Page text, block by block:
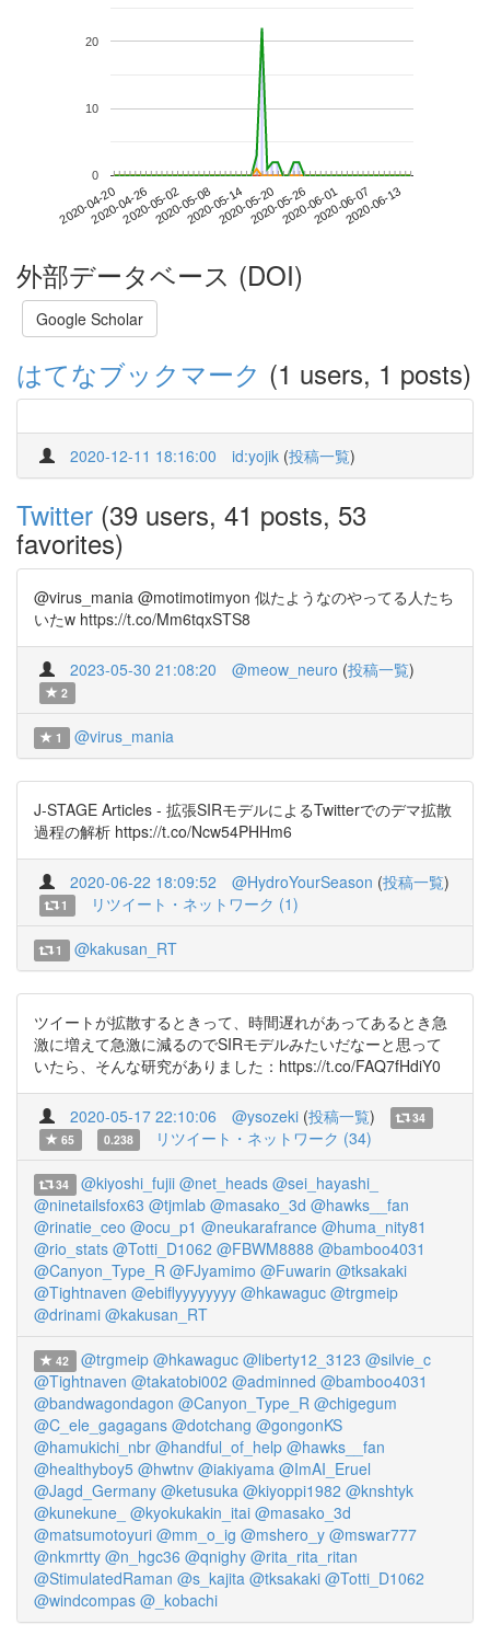
2020-04-202020-04-262020-05-022020-05-082020-05-142020-05-202020-05-262020-06-012020-06-072020-06-13
0
10
20
外部データベース (DOI)
Google Scholar
はてなブックマーク (1 users, 1 posts)
2020-12-11 18:16:00 id:yojik (投稿一覧)
Twitter (39 users, 41 posts, 53
favorites)
@virus_mania @motimotimyon 似たようなのやってる人たち
いたw https://t.co/Mm6tqxSTS8
2023-05-30 21:08:20 @meow_neuro (投稿一覧)
2
1 @virus_mania
J-STAGE Articles - 拡張SIRモデルによるTwitterでのデマ拡散
過程の解析 https://t.co/Ncw54PHHm6
2020-06-22 18:09:52 @HydroYourSeason (投稿一覧)
1 リツイート・ネットワーク (1)
1 @kakusan_RT
ツイートが拡散するときって、時間遅れがあってあるとき急
激に増えて急激に減るのでSIRモデルみたいだなーと思って
いたら、そんな研究がありました：https://t.co/FAQ7fHdiY0
2020-05-17 22:10:06 @ysozeki (投稿一覧)
34
65
0.238 リツイート・ネットワーク (34)
34 @kiyoshi_fujii @net_heads @sei_hayashi_
@ninetailsfox63 @tjmlab @masako_3d @hawks__fan
@rinatie_ceo @ocu_p1 @neukarafrance @huma_nity81
@rio_stats @Totti_D1062 @FBWM8888 @bamboo4031
@Canyon_Type_R @FJyamimo @Fuwarin @tksakaki
@Tightnaven @ebiflyyyyyyyy @hkawaguc @trgmeip
@drinami @kakusan_RT
42 @trgmeip @hkawaguc @liberty12_3123 @silvie_c
@Tightnaven @takatobi002 @adminned @bamboo4031
@bandwagondagon @Canyon_Type_R @chigegum
@C_ele_gagagans @dotchang @gongonKS
@hamukichi_nbr @handful_of_help @hawks__fan
@healthyboy5 @hwtnv @iakiyama @ImAI_Eruel
@Jagd_Germany @ketusuka @kiyoppi1982 @knshtyk
@kunekune_ @kyokukakin_itai @masako_3d
@matsumotoyuri @mm_o_ig @mshero_y @mswar777
@nkmrtty @n_hgc36 @qnighy @rita_rita_ritan
@StimulatedRaman @s_kajita @tksakaki @Totti_D1062
@windcompas @_kobachi